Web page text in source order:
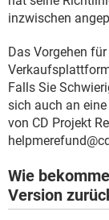
inzwischen
Das Vorgehen
Falls Sie
sich auch an
von CD Projekt
Wie
Version